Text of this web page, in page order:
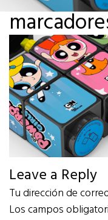
Leave a Reply
Tu dirección de
Los campos